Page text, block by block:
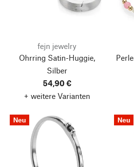
fejn jewelry
Ohrring Satin-Huggie,
Silber
54,90 €
+ weitere Varianten
Neu Neu